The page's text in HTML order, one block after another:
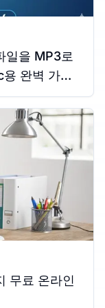
일을 MP3로
완벽 가이
무료 온라인